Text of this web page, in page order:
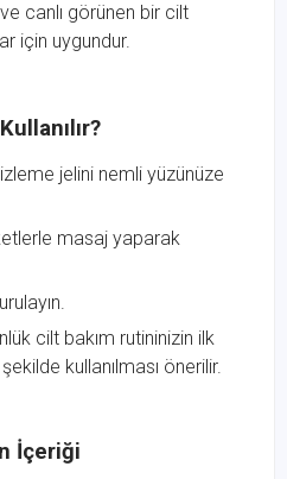
canlı görünen bir cilt
için uygundur.
jelini nemli yüzünüze
masaj yaparak
cilt bakım rutininizin ilk
kullanılması önerilir.
İçeriği